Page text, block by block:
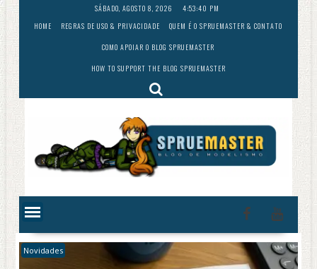
Skip
to
content
SÁBADO, AGOSTO 8, 2026
4:53:41 PM
HOME
REGRAS DE USO & PRIVACIDADE
QUEM É O SPRUEMASTER & CONTATO
COMO APOIAR O BLOG SPRUEMASTER
HOW TO SUPPORT THE BLOG SPRUEMASTER
Novidades